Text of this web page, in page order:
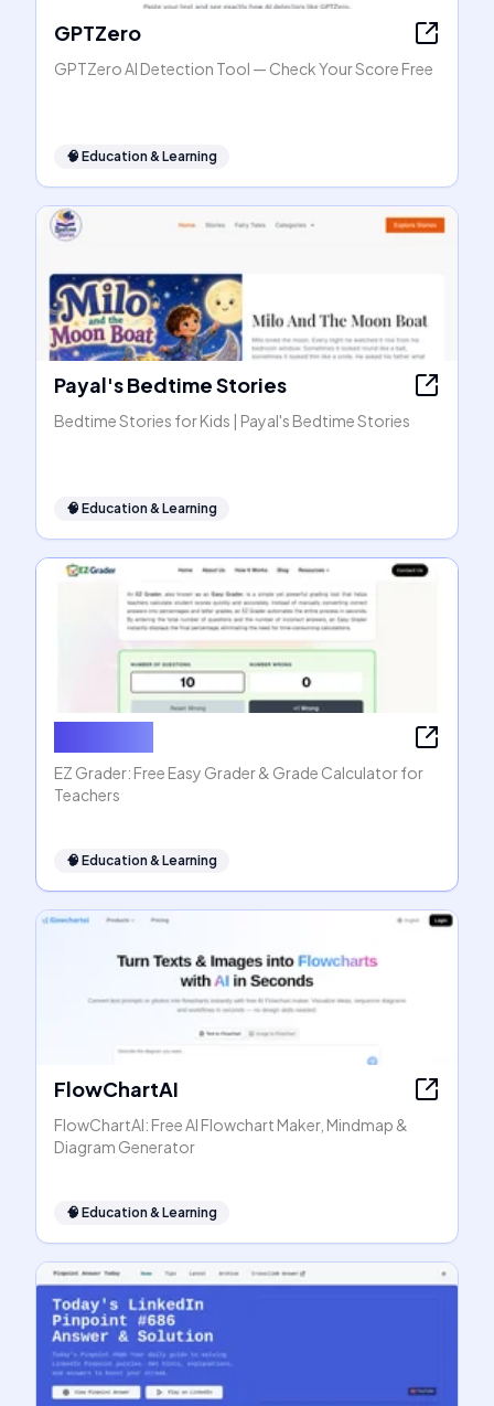
GPTZero
GPTZero AI Detection Tool — Check Your Score Free
🧠 Education & Learning
Payal's Bedtime Stories
Bedtime Stories for Kids | Payal's Bedtime Stories
🧠 Education & Learning
EZ Grader: Free Easy Grader & Grade Calculator for
Teachers
🧠 Education & Learning
FlowChartAI
FlowChartAI: Free AI Flowchart Maker, Mindmap &
Diagram Generator
🧠 Education & Learning